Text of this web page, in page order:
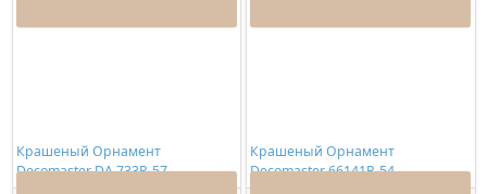
Крашеный Орнамент
Decomaster DA 733R-57
Крашеный Орнамент
Decomaster 66141R-54